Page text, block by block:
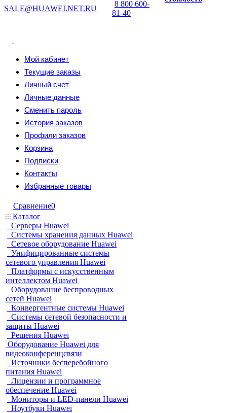
SALE@HUAWEI.NET.RU
8 800 600-
81-40
Мой кабинет
Текущие заказы
Личный счет
Личные данные
Сменить пароль
История заказов
Профили заказов
Корзина
Подписки
Контакты
Избранные товары
Сравнение0
Каталог
Серверы Huawei
Системы хранения данных Huawei
Сетевое оборудование Huawei
Унифицированные системы
сетевого управления Huawei
Платформы с искусственным
интеллектом Huawei
Оборудование беспроводных
сетей Huawei
Конвергентные системы Huawei
Системы сетевой безопасности и
защиты Huawei
Решения Huawei
Оборудование Huawei для
видеоконференцсвязи
Источники бесперебойного
питания Huawei
Лицензии и программное
обеспечение Huawei
Мониторы и LED-панели Huawei
Ноутбуки Huawei